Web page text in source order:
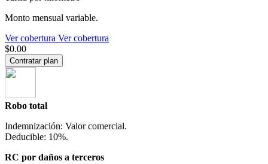
Monto mensual variable.
Ver cobertura Ver cobertura
$0.00
Contratar plan
Robo total
Indemnización: Valor comercial.
Deducible: 10%.
RC por daños a terceros